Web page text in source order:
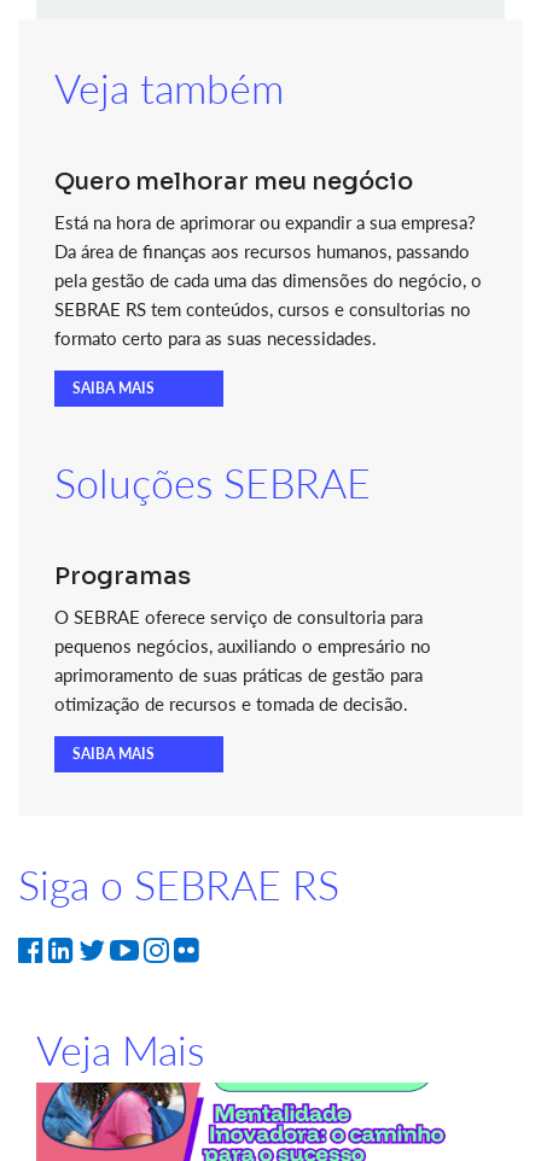
Veja também
Quero melhorar meu negócio
Está na hora de aprimorar ou expandir a sua empresa?
Da área de finanças aos recursos humanos, passando
pela gestão de cada uma das dimensões do negócio, o
SEBRAE RS tem conteúdos, cursos e consultorias no
formato certo para as suas necessidades.
SAIBA MAIS
Soluções SEBRAE
Programas
O SEBRAE oferece serviço de consultoria para
pequenos negócios, auxiliando o empresário no
aprimoramento de suas práticas de gestão para
otimização de recursos e tomada de decisão.
SAIBA MAIS
Siga o SEBRAE RS
Veja Mais